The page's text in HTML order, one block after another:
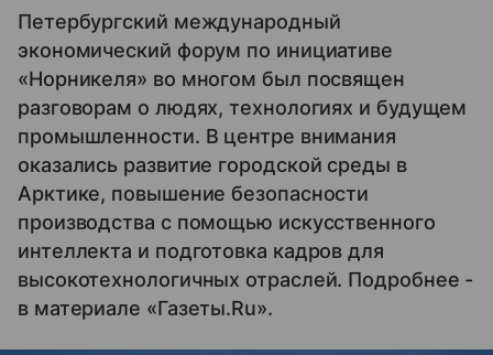
Петербургский международный
экономический форум по инициативе
«Норникеля» во многом был посвящен
разговорам о людях, технологиях и будущем
промышленности. В центре внимания
оказались развитие городской среды в
Арктике, повышение безопасности
производства с помощью искусственного
интеллекта и подготовка кадров для
высокотехнологичных отраслей. Подробнее -
в материале «Газеты.Ru».